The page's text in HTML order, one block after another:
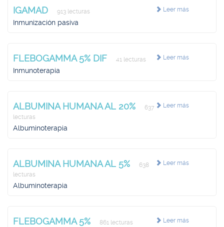
Leer más
IGAMAD 913 lecturas
Inmunización pasiva
Leer más
FLEBOGAMMA 5% DIF 41 lecturas
Inmunoterapia
Leer más
ALBUMINA HUMANA AL 20%
637
lecturas
Albuminoterapia
Leer más
ALBUMINA HUMANA AL 5%
638
lecturas
Albuminoterapia
Leer más
FLEBOGAMMA 5% 861 lecturas